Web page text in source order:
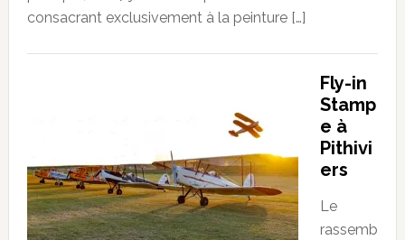
consacrant exclusivement à la peinture […]
Fly-in
Stamp
e à
Pithivi
ers
Le
rassemb